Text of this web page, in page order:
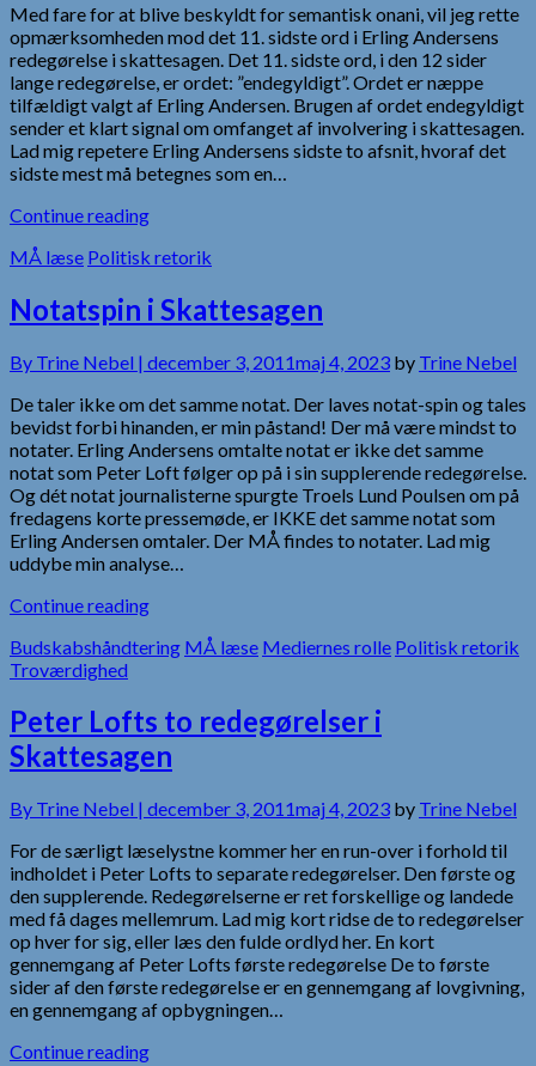
Med fare for at blive beskyldt for semantisk onani, vil jeg rette
opmærksomheden mod det 11. sidste ord i Erling Andersens
redegørelse i skattesagen. Det 11. sidste ord, i den 12 sider
lange redegørelse, er ordet: ”endegyldigt”. Ordet er næppe
tilfældigt valgt af Erling Andersen. Brugen af ordet endegyldigt
sender et klart signal om omfanget af involvering i skattesagen.
Lad mig repetere Erling Andersens sidste to afsnit, hvoraf det
sidste mest må betegnes som en…
Continue reading
MÅ læse Politisk retorik
Notatspin i Skattesagen
By Trine Nebel | december 3, 2011maj 4, 2023 by Trine Nebel
De taler ikke om det samme notat. Der laves notat-spin og tales
bevidst forbi hinanden, er min påstand! Der må være mindst to
notater. Erling Andersens omtalte notat er ikke det samme
notat som Peter Loft følger op på i sin supplerende redegørelse.
Og dét notat journalisterne spurgte Troels Lund Poulsen om på
fredagens korte pressemøde, er IKKE det samme notat som
Erling Andersen omtaler. Der MÅ findes to notater. Lad mig
uddybe min analyse…
Continue reading
Budskabshåndtering MÅ læse Mediernes rolle Politisk retorik
Troværdighed
Peter Lofts to redegørelser i
Skattesagen
By Trine Nebel | december 3, 2011maj 4, 2023 by Trine Nebel
For de særligt læselystne kommer her en run-over i forhold til
indholdet i Peter Lofts to separate redegørelser. Den første og
den supplerende. Redegørelserne er ret forskellige og landede
med få dages mellemrum. Lad mig kort ridse de to redegørelser
op hver for sig, eller læs den fulde ordlyd her. En kort
gennemgang af Peter Lofts første redegørelse De to første
sider af den første redegørelse er en gennemgang af lovgivning,
en gennemgang af opbygningen…
Continue reading